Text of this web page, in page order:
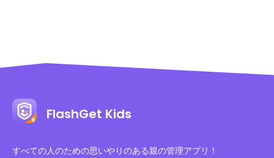
FlashGet Kids
すべての人のための思いやりのある親の管理アプリ！